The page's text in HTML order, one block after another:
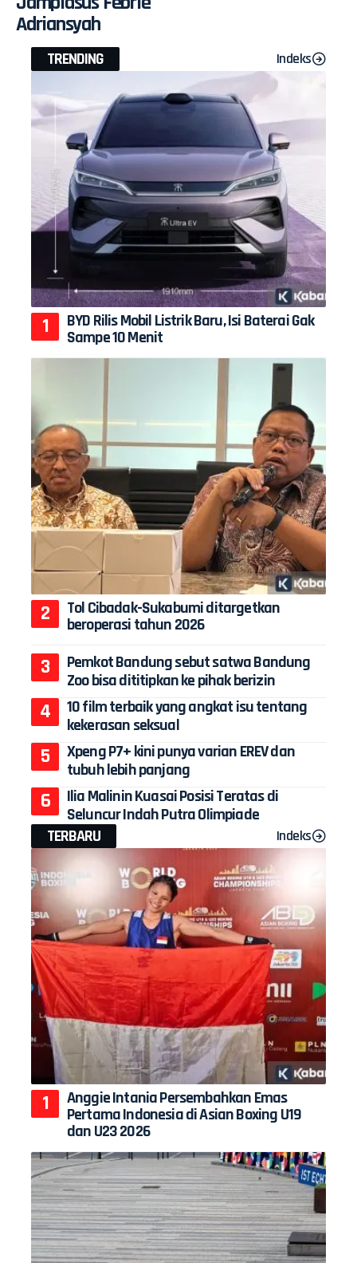
Adriansyah
TRENDING Indeks
BYD Rilis Mobil Listrik Baru, Isi Baterai Gak
Sampe 10 Menit
Tol Cibadak-Sukabumi ditargetkan
beroperasi tahun 2026
Pemkot Bandung sebut satwa Bandung
Zoo bisa dititipkan ke pihak berizin
10 film terbaik yang angkat isu tentang
kekerasan seksual
Xpeng P7+ kini punya varian EREV dan
tubuh lebih panjang
Ilia Malinin Kuasai Posisi Teratas di
Seluncur Indah Putra Olimpiade
TERBARU
Indeks
Anggie Intania Persembahkan Emas
Pertama Indonesia di Asian Boxing U19
dan U23 2026